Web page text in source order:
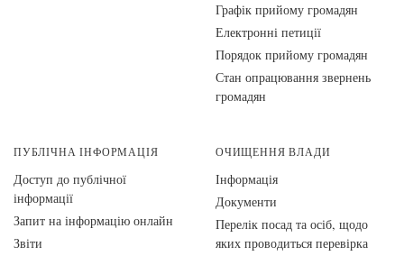
Графік прийому громадян
Електронні петиції
Порядок прийому громадян
Стан опрацювання звернень
громадян
ПУБЛІЧНА ІНФОРМАЦІЯ
Доступ до публічної
інформації
Запит на інформацію онлайн
Звіти
ОЧИЩЕННЯ ВЛАДИ
Інформація
Документи
Перелік посад та осіб, щодо
яких проводиться перевірка